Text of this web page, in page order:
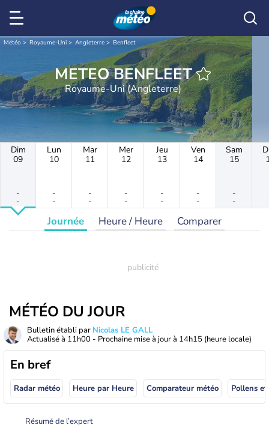
Météo Royaume-Uni Angleterre Benfleet
METEO BENFLEET
Royaume-Uni (Angleterre)
Dim
09
-
-
Lun
10
-
-
Mar
11
-
-
Mer
12
-
-
Jeu
13
-
-
Ven
14
-
-
Sam
15
-
-
Journée Heure / Heure Comparer
MÉTÉO DU JOUR
Bulletin établi par Nicolas LE GALL
Actualisé à 11h00 - Prochaine mise à jour à 14h15 (heure locale)
En bref
Radar météo Heure par Heure Comparateur météo Pollens
Résumé de l’expert